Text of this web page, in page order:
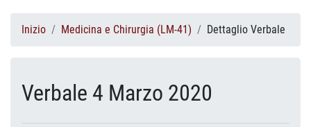
Inizio Medicina e Chirurgia (LM-41) Dettaglio Verbale
Verbale 4 Marzo 2020